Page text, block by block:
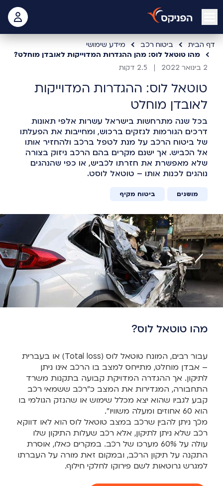
open mobile menu
דף הבית ביטוח רכב
מידע שימושי
מהו טוטאל לוס: מהן ההגדרות המדוייקות לאובדן מוחלט?
2 בינואר 2022
2.5 דקות
טוטאל לוס: ההגדרות המדוייקות
לאובדן מוחלט
בכל שנה מתרחשות בישראל עשרות אלפי תאונות
דרכים הגורמות לנזקים ברכוש, ומחייבות את הפעלתו
של ביטוח הרכב על מנת לטפל ברכב ולהחזיר אותו
אל הכביש. אך ישנם מקרים בהם הרכב ניזוק בצורה
שלא מאפשרת את חזרתו לכביש, או כפי שהנהגים
נוהגים לכנות אותו – טוטאל לוסט.
מושגים ביטוח מקיף
מהו טוטאל לוס?
עבור רבים, המונח טוטאל לוס (Total loss) או בעברית
– אבדן מוחלט, מתייחס למצב בו הרכב אינו ניתן
לתיקון. אך ההגדרה המדויקת קבועה בתקנות משרד
התחבורה, המגדירות את המצב כ"רכב ששמאי רכב
קבע לגביו שהוא יצא מכלל שימוש או שהנזק הגולמי בו
הוא 60 אחוזים ומעלה משוויו".
מכך ניתן להבין שרכב במצב טוטאל לוס הוא לאו דווקא
רכב שלא ניתן לתיקון, אלא רכב שעלות התיקון שלו
עולה על 60% מערכו של רכב. במקרים כאלו, אוסרת
התקנה על תיקון הרכב, ובמקום זאת מורה על העברתו
למגרש גרוטאות לשם פירוקו לחלקי חילוף.